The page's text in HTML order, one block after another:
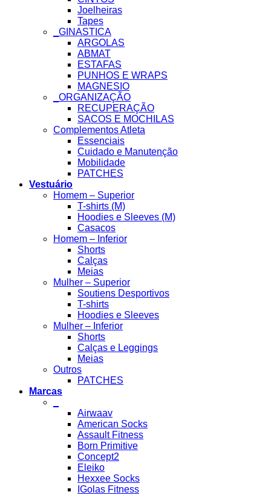
Joelheiras
Tapes
_GINASTICA
ARGOLAS
ABMAT
ESTAFAS
PUNHOS E WRAPS
MAGNESIO
_ORGANIZAÇÃO
RECUPERAÇÃO
SACOS E MOCHILAS
Complementos Atleta
Essenciais
Cuidado e Manutenção
Mobilidade
PATCHES
Vestuário
Homem – Superior
T-shirts (M)
Hoodies e Sleeves (M)
Casacos
Homem – Inferior
Shorts
Calças
Meias
Mulher – Superior
Soutiens Desportivos
T-shirts
Hoodies e Sleeves
Mulher – Inferior
Shorts
Calças e Leggings
Meias
Outros
PATCHES
Marcas
Airwaav
American Socks
Assault Fitness
Born Primitive
Concept2
Eleiko
Hexxee Socks
IGolas Fitness